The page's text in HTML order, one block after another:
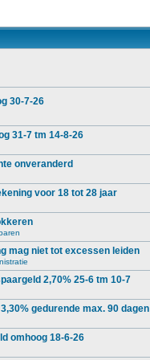
30-7-26
31-7 tm 14-8-26
onveranderd
voor 18 tot 28 jaar
mag niet tot excessen leiden
2,70% 25-6 tm 10-7
gedurende max. 90 dagen
omhoog 18-6-26